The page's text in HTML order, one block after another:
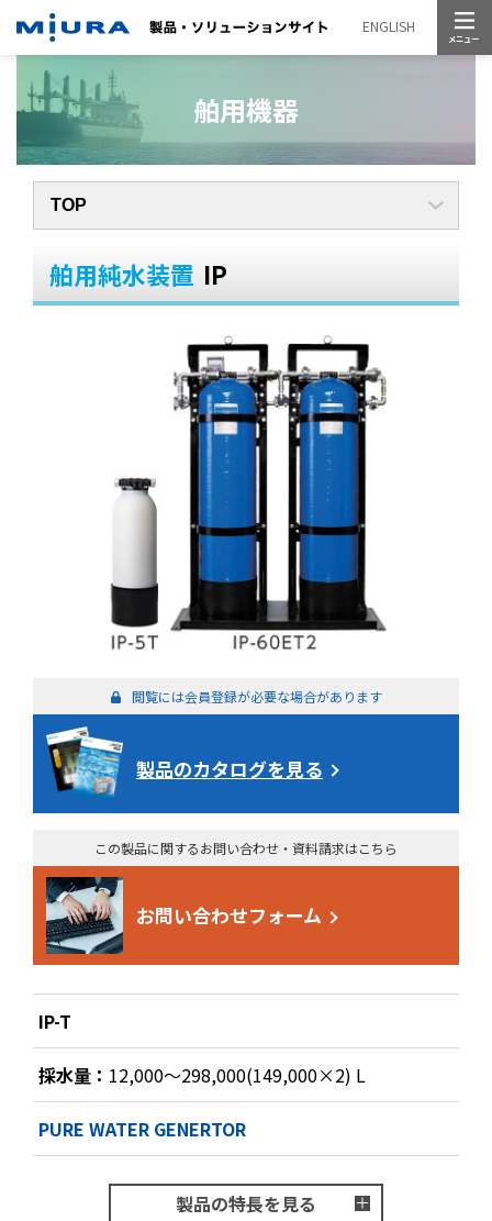
ENGLISH
舶用機器
舶用純水装置 IP
閲覧には会員登録が必要な場合があります
製品のカタログを見る
この製品に関するお問い合わせ・資料請求はこちら
お問い合わせフォーム
IP-T
採水量： 12,000～298,000(149,000×2) L
PURE WATER GENERTOR
製品の特長を見る